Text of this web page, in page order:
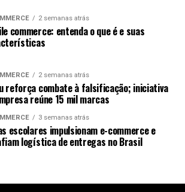
2 semanas atrás
commerce: entenda o que é e suas
2 semanas atrás
reforça combate à falsificação; iniciativa
reúne 15 mil marcas
3 semanas atrás
escolares impulsionam e-commerce e
logística de entregas no Brasil